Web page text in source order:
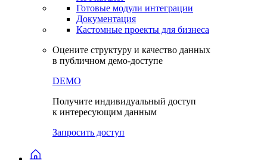
Получить доступ
API & Data Feed
API and Data Feed
Готовые модули интеграции
Документация
в публичном демо-доступе